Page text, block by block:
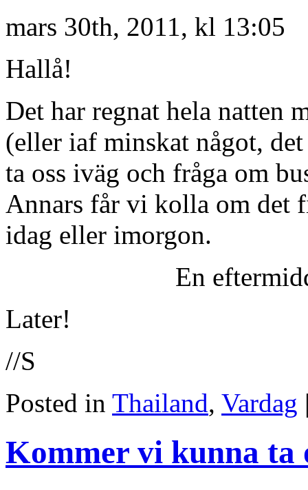
mars 30th, 2011, kl 13:05
Hallå!
Det har regnat hela natten
(eller iaf minskat något,
ta oss iväg och fråga om
Annars får vi kolla om det
idag eller imorgon.
En
Later!
//S
Posted in Thailand, Vardag
Kommer vi kunna ta